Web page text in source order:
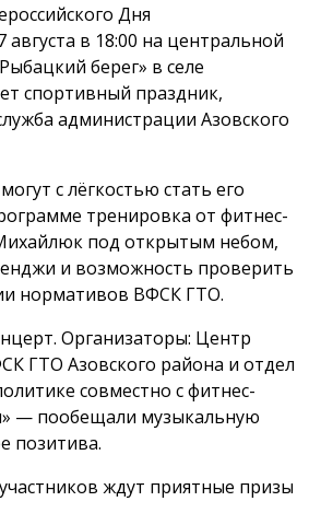
Дня
августа в 18:00 на центральной
берег» в селе
спортивный праздник,
администрации Азовского
с лёгкостью стать его
тренировка от фитнес-
под открытым небом,
и возможность проверить
нормативов ВФСК ГТО.
Организаторы: Центр
ГТО Азовского района и отдел
совместно с фитнес-
— пообещали музыкальную
позитива.
ждут приятные призы